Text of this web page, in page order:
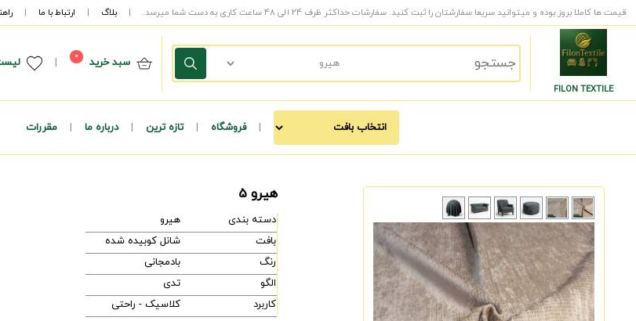
قیمت ها کاملا بروز بوده و میتوانید سریعا سفارشتان را ثبت کنید. سفارشات حداکثر ظرف 24 الی 48 ساعت کاری به دست شما میرسد. | بلاگ | ارتباط با ما |
FILON TEXTILE
سبد خرید 0
|
| فروشگاه | تازه ترین | درباره ما | مقررات
هیرو 5
دسته بندی
هیرو
بافت
شانل کوبیده شده
رنگ
بادمجانی
الگو
تدی
کاربرد
کلاسیک - راحتی